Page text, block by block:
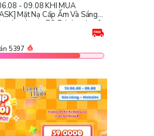
- 09.08 KHI MUA
Mặt Nạ Cấp Ẩm Và Sáng
Luminous B3 Brightening &
Mask - Tremella
5397